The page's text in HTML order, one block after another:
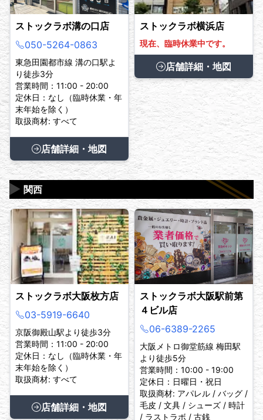
ストックラボ溝の口店
050-5264-0863
東急田園都市線 溝の口駅よ
り徒歩3分
営業時間：11:00 - 20:00
定休日：なし（臨時休業・年
末年始を除く）
取扱商材: すべて
店舗詳細・地図
ストックラボ横浜店
現在、臨時休業中です。
店舗詳細・地図
関西
▶
ストックラボ大阪枚方店
03-5919-6640
京阪御殿山駅より徒歩3分
営業時間：11:00 - 20:00
定休日：なし（臨時休業・年
末年始を除く）
取扱商材: すべて
店舗詳細・地図
ストックラボ大阪駅前第
４ビル店
06-6389-2265
大阪メトロ御堂筋線 梅田駅
より徒歩5分
営業時間：10:00 - 19:00
定休日：日曜日・祝日
取扱商材: アパレル / バッグ /
毛皮 / 文具 / シューズ / 時計
/ ラストラボ / 古銭